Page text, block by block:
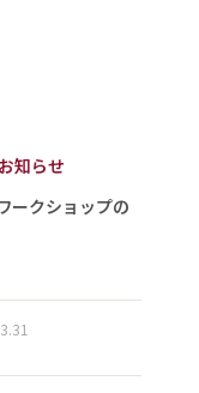
知らせ
ークショップの